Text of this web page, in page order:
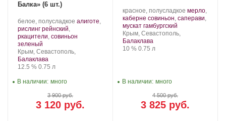
Балка» (6 шт.)
Производитель:
Золотая
Балка.
белое, полусладкое .
винограда:
алиготе,
рислинг рейнский,
ркацители, совиньон
зеленый
Регион:
Крым, Севастополь,
Балаклава
Крепость
12.5 %. Объем
0.75 л
3 120 руб.
3 900 руб.
В наличии: много
Производитель:
Золотая
Балка.
красное, полусладкое .
Сорт
мерло,
каберне совиньон, саперави,
мускат гамбургский
Регион:
Крым, Севастополь,
Балаклава
Крепость
10 %. Объем
0.75 л
3 825 руб.
4 500 руб.
В наличии: много